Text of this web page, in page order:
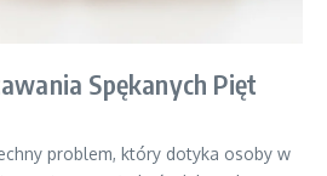
Spękanych Pięt
problem, który dotyka osoby w